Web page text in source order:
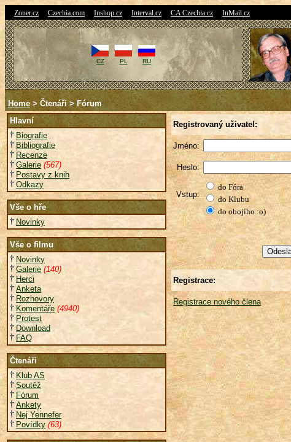
Zoner.cz Czechia.com Inshop.cz Interval.cz CA Czechia.cz InMail.cz
CZ PL RU
Home > Čtenáři > Fórum
Hlavní
Biografie
Bibliografie
Recenze
Galerie (567)
Postavy z knih
Odkazy
Vše o hře
Novinky
Vše o filmu
Novinky
Galerie (140)
Herci
Anketa
Rozhovory
Komentáře (4940)
Protest
Download
FAQ
Čtenáři
Klub AS
Soutěž
Fórum
Ankety
Nej Yennefer
Povídky (63)
Registrovaný uživatel:
Jméno:
Heslo:
Vstup:
do Fóra
do Klubu
do obojího :o)
Registrace:
Registrace nového člena